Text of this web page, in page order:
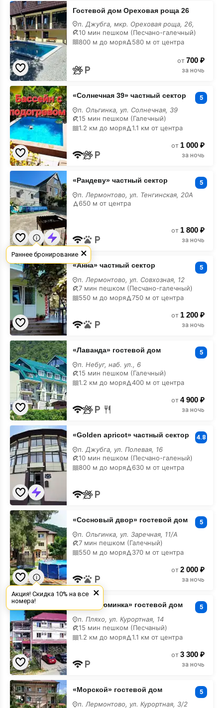
Гостевой
дом
Ореховая
роща
26
с
бассейном
Гостевой дом Ореховая роща 26
п. Джубга, мкр. Ореховая роща, 26,
10 мин пешком (Песчано-галечный)
800 м до моря
580 м от центра
от 700 ₽
за ночь
«Солнечная
39»
частный
сектор
с
бассейном
«Солнечная 39» частный сектор 5
п. Ольгинка, ул. Солнечная, 39
15 мин пешком (Галечный)
1.2 км до моря
1.1 км от центра
от 1 000 ₽
за ночь
«Рандеву»
частный
сектор
с
бассейном
«Рандеву» частный сектор 5
п. Лермонтово, ул. Тенгинская, 20А
650 м от центра
от 1 800 ₽
за ночь
«Анна»
частный
сектор
с
бассейном
«Анна» частный сектор 5
п. Лермонтово, ул. Совхозная, 12
7 мин пешком (Песчано-галечный)
550 м до моря
750 м от центра
от 1 200 ₽
за ночь
«Лаванда»
гостевой
дом
с
бассейном
«Лаванда» гостевой дом 5
п. Небуг, наб. ул., 6
15 мин пешком (Галечный)
1.2 км до моря
400 м от центра
от 4 900 ₽
за ночь
«Golden
apricot»
частный
сектор
с
бассейном
«Golden apricot» частный сектор 4.8
п. Джубга, ул. Полевая, 16
10 мин пешком (Песчано-галеный)
800 м до моря
630 м от центра
«Сосновый
двор»
гостевой
дом
с
бассейном
«Сосновый двор» гостевой дом 5
п. Ольгинка, ул. Заречная, 11/А
7 мин пешком (Галечный)
550 м до моря
370 м от центра
от 2 000 ₽
за ночь
«Акваизюминка»
гостевой
с
бассейном
«Акваизюминка» гостевой дом 5
п. Пляхо, ул. Курортная, 14
15 мин пешком (Песчаный)
1.2 км до моря
1.1 км от центра
от 3 300 ₽
за ночь
«Морской»
гостевой
дом
«Морской» гостевой дом 5
п. Лермонтово, ул. Курортная, 3/2
×
Раннее бронирование
×
Акция! Скидка 10% на все
номера!